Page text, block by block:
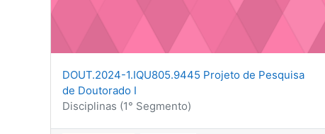
Nome do curso
DOUT.2024-1.IQU805.9445 Projeto de Pesquisa
de Doutorado I
Categoria do curso
Disciplinas (1° Segmento)